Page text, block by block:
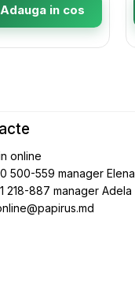
Adauga in cos
online
500-559 manager Elena
218-887 manager Adela